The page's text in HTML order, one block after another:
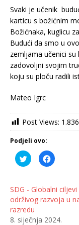
Svaki je učenik
karticu s božićnim
Božićnaka, kuglicu
Budući da smo u
zemljama učenici
zadovoljni svojim
koju su ploču radili
Mateo Igrc
Post Views: 1.836
Podjeli ovo:
P
o
l
i
n
a
T
K
l
m
p
o
j
SDG - Globalni ciljevi
održivog razvoja u
razredu
8. siječnja 2024.